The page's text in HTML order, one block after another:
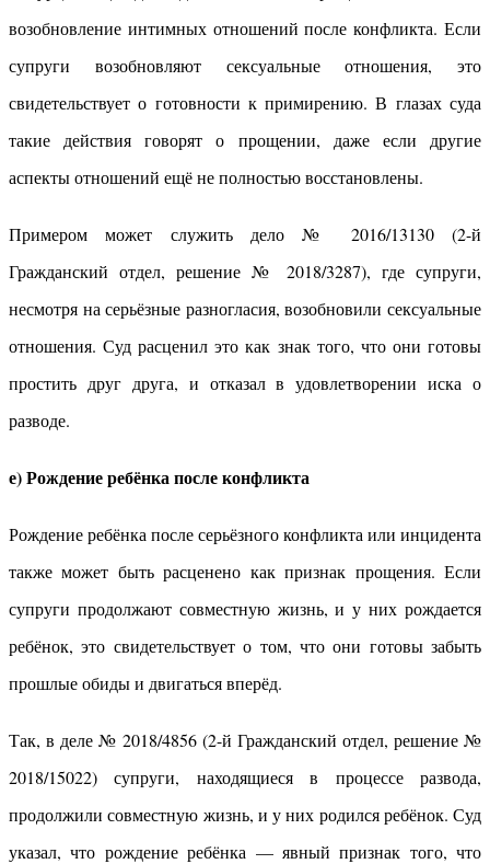
возобновление интимных отношений после конфликта. Если
супруги возобновляют сексуальные отношения, это
свидетельствует о готовности к примирению. В глазах суда
такие действия говорят о прощении, даже если другие
аспекты отношений ещё не полностью восстановлены.
Примером может служить дело № 2016/13130 (2-й
Гражданский отдел, решение № 2018/3287), где супруги,
несмотря на серьёзные разногласия, возобновили сексуальные
отношения. Суд расценил это как знак того, что они готовы
простить друг друга, и отказал в удовлетворении иска о
разводе.
е) Рождение ребёнка после конфликта
Рождение ребёнка после серьёзного конфликта или инцидента
также может быть расценено как признак прощения. Если
супруги продолжают совместную жизнь, и у них рождается
ребёнок, это свидетельствует о том, что они готовы забыть
прошлые обиды и двигаться вперёд.
Так, в деле № 2018/4856 (2-й Гражданский отдел, решение №
2018/15022) супруги, находящиеся в процессе развода,
продолжили совместную жизнь, и у них родился ребёнок. Суд
указал, что рождение ребёнка — явный признак того, что